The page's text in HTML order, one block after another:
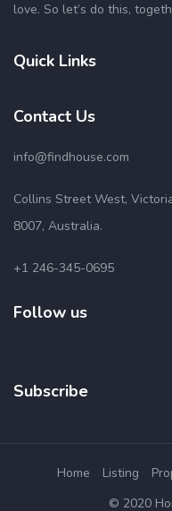
love. So let’s do this,
Quick Links
Contact Us
info@findhouse.com
Collins Street West,
8007, Australia.
+1 246-345-0695
Follow us
Subscribe
Home Listing
© 2020